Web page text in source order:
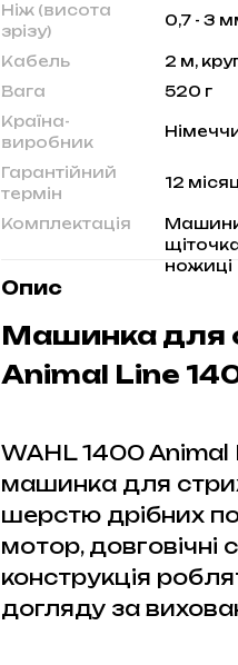
Ніж (висота
зрізу)
0,7 - 3
Кабель
2 м,
Вага
520 г
Країна-
виробник
Гарантійний
термін
12
Комплектація
ножиці
Опис
Машинка для
Animal Line
WAHL 1400
машинка для
шерстю дрібних
мотор, довговічні
конструкція
догляду за